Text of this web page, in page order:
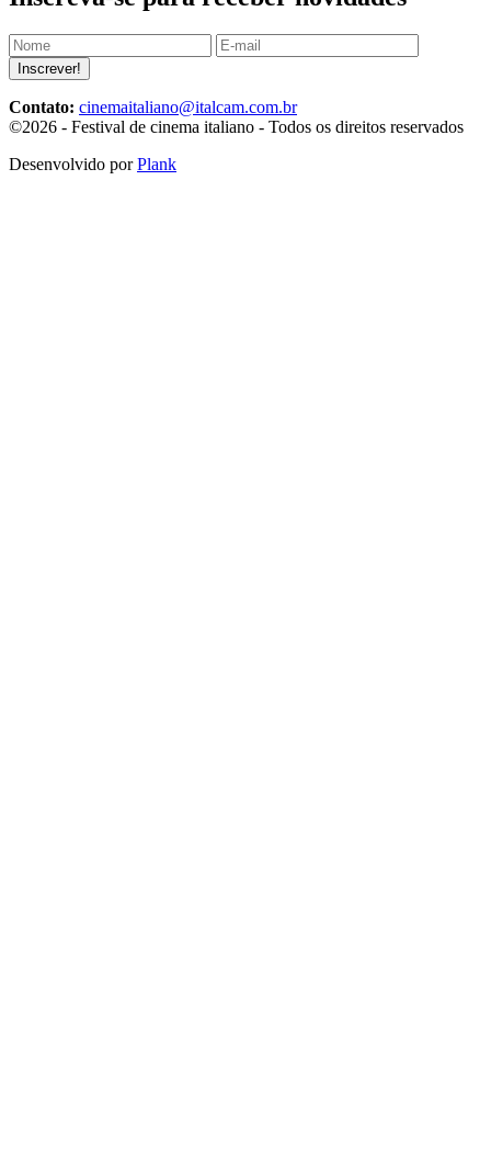
Inscrever!
Contato: cinemaitaliano@italcam.com.br
©2026 - Festival de cinema italiano - Todos os direitos reservados
Desenvolvido porPlank